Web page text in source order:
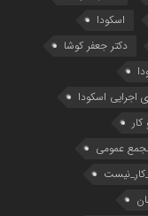
اسکودا
دکتر جعفر کوشا
اجرایی اسکودا
عمومی